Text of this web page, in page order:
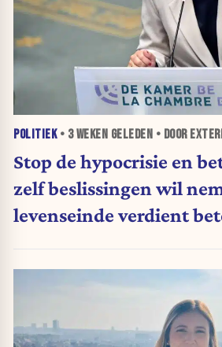
POLITIEK• 3 WEKEN GELEDEN • DOOR
Stop de hypocrisie en
zelf beslissingen wil
levenseinde verdient